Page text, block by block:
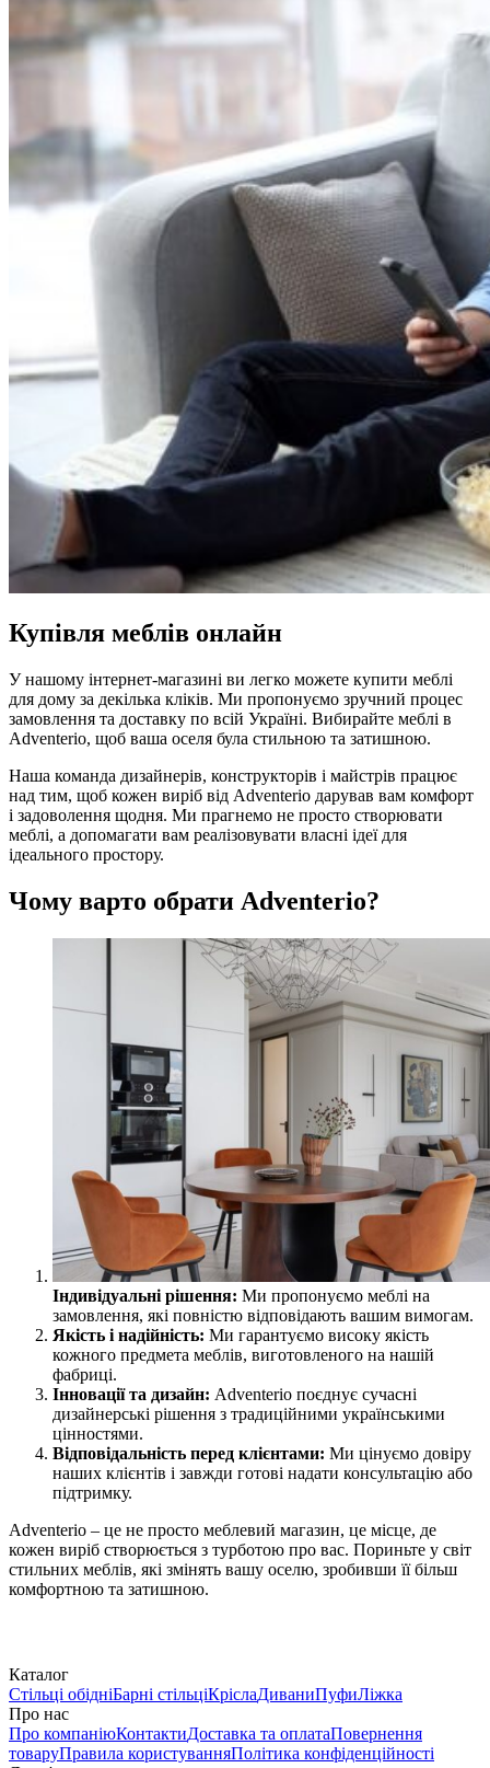
Купівля меблів онлайн
У нашому інтернет-магазині ви легко можете купити меблі
для дому за декілька кліків. Ми пропонуємо зручний процес
замовлення та доставку по всій Україні. Вибирайте меблі в
Adventerio, щоб ваша оселя була стильною та затишною.
Наша команда дизайнерів, конструкторів і майстрів працює
над тим, щоб кожен виріб від Adventerio дарував вам комфорт
і задоволення щодня. Ми прагнемо не просто створювати
меблі, а допомагати вам реалізовувати власні ідеї для
ідеального простору.
Чому варто обрати Adventerio?
Індивідуальні рішення: Ми пропонуємо меблі на
замовлення, які повністю відповідають вашим вимогам.
Якість і надійність: Ми гарантуємо високу якість
кожного предмета меблів, виготовленого на нашій
фабриці.
Інновації та дизайн: Adventerio поєднує сучасні
дизайнерські рішення з традиційними українськими
цінностями.
Відповідальність перед клієнтами: Ми цінуємо довіру
наших клієнтів і завжди готові надати консультацію або
підтримку.
Adventerio – це не просто меблевий магазин, це місце, де
кожен виріб створюється з турботою про вас. Пориньте у світ
стильних меблів, які змінять вашу оселю, зробивши її більш
комфортною та затишною.
Каталог
Стільці обідніБарні стільціКріслаДиваниПуфиЛіжка
Про нас
Про компаніюКонтактиДоставка та оплатаПовернення
товаруПравила користуванняПолітика конфіденційності